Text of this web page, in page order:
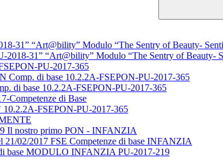
31” “Art@bility” Modulo “The Sentry of Beauty-
31” “Art@bility” Modulo “The Sentry of Beauty-
PU-2017-365
di base 10.2.2A-FSEPON-PU-2017-365
di base 10.2.2A-FSEPON-PU-2017-365
Competenze di Base
10.2.2A-FSEPON-PU-2017-365
Il nostro primo PON - INFANZIA
02/2017 FSE Competenze di base INFANZIA
base MODULO INFANZIA PU-2017-219